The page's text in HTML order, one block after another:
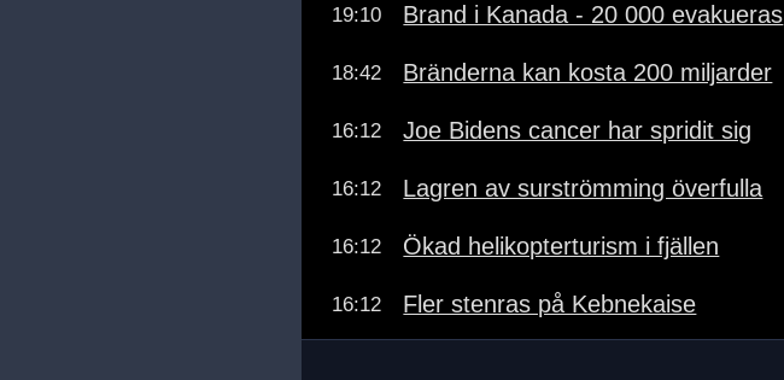
19:10 Brand i Kanada - 20 000 evakueras
18:42 Bränderna kan kosta 200 miljarder
16:12 Joe Bidens cancer har spridit sig
16:12 Lagren av surströmming överfulla
16:12 Ökad helikopterturism i fjällen
16:12 Fler stenras på Kebnekaise